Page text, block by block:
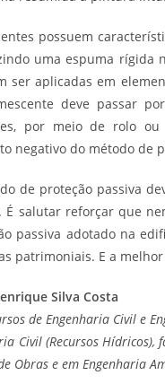
possuem
uma espuma rígida
ser aplicadas em
deve passar
por meio de rolo ou
negativo do método de
de proteção passiva
salutar reforçar que
passiva adotado na
patrimoniais. E a
Silva Costa
de Engenharia Civil e
Civil (Recursos
Obras e em Engenharia